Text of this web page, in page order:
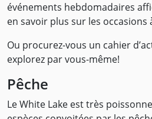
événements hebdomadaires
en savoir plus sur les occasions
Ou procurez-vous un cahier
explorez par vous-même!
Pêche
Le White Lake est très